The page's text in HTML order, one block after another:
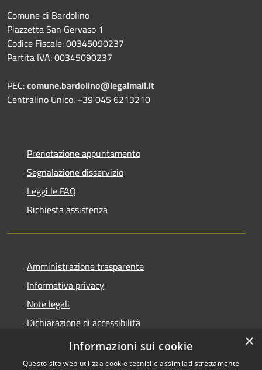
Comune di Bardolino
Piazzetta San Gervaso 1
Codice Fiscale: 00345090237
Partita IVA: 00345090237
PEC:comune.bardolino@legalmail.it
Centralino Unico: +39 045 6213210
Prenotazione appuntamento
Segnalazione disservizio
Leggi le FAQ
Richiesta assistenza
Amministrazione trasparente
Informativa privacy
Note legali
Dichiarazione di accessibilità
Link app municipium
×
Informazioni sui cookie
Questo sito web utilizza cookie tecnici e assimilati strettamente